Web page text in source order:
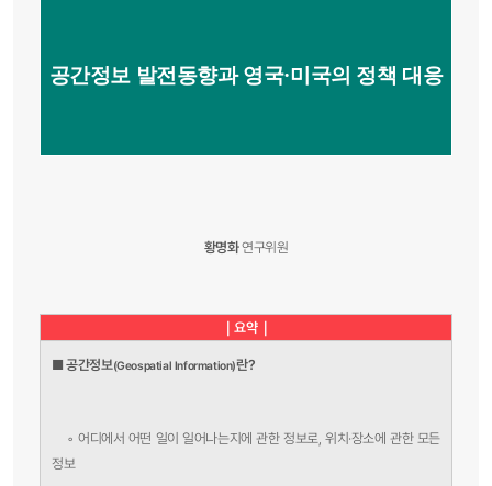
공간정보 발전동향과 영국·미국의 정책 대응
황명화연구위원
｜요약｜
■ 공간정보(Geospatial Information)란?
◦ 어디에서 어떤 일이 일어나는지에 관한 정보로, 위치·장소에 관한 모든
정보